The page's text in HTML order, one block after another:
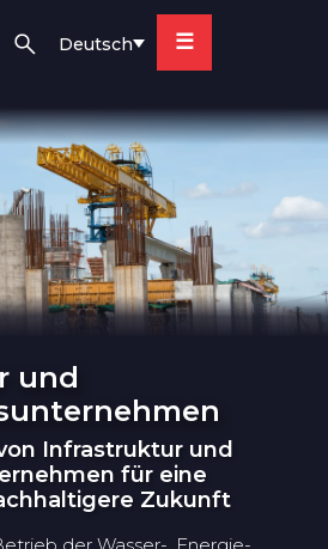
Deutsch ☰
und
Infrastruktur und
für eine
Zukunft